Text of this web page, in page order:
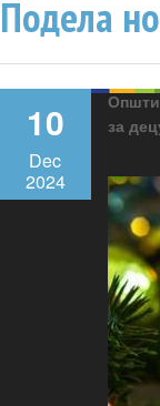
Подела
10
Dec
2024
за